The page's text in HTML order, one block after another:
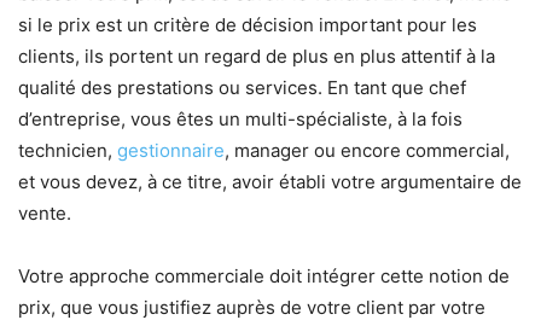
si le prix est un critère de décision important pour les
clients, ils portent un regard de plus en plus attentif à la
qualité des prestations ou services. En tant que chef
d’entreprise, vous êtes un multi-spécialiste, à la fois
technicien, gestionnaire, manager ou encore commercial,
et vous devez, à ce titre, avoir établi votre argumentaire de
vente.
Votre approche commerciale doit intégrer cette notion de
prix, que vous justifiez auprès de votre client par votre